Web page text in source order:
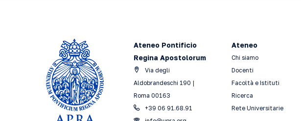
Ateneo Pontificio
Regina Apostolorum
Via degli
Aldobrandeschi 190 |
Roma 00163
+39 06 91.68.91
Ateneo
Chi siamo
Docenti
Facoltà e Istituti
Ricerca
Rete Universitarie